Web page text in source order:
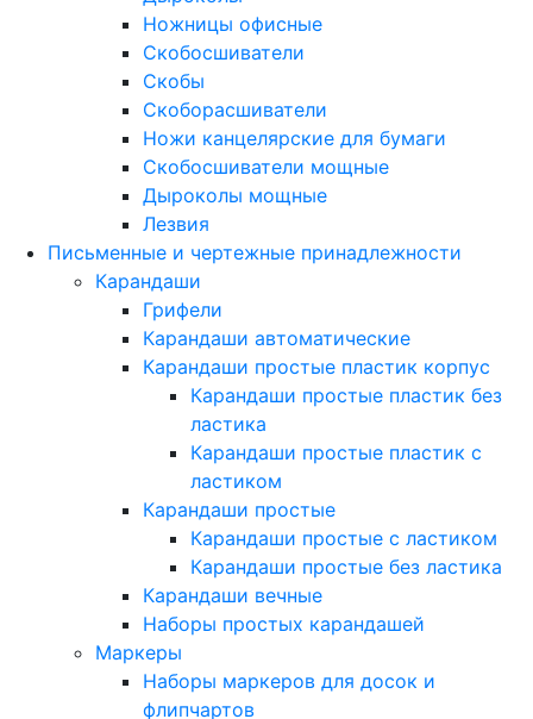
Ножницы офисные
Скобосшиватели
Скобы
Скоборасшиватели
Ножи канцелярские для бумаги
Скобосшиватели мощные
Дыроколы мощные
Лезвия
Письменные и чертежные принадлежности
Карандаши
Грифели
Карандаши автоматические
Карандаши простые пластик корпус
Карандаши простые пластик без
ластика
Карандаши простые пластик с
ластиком
Карандаши простые
Карандаши простые с ластиком
Карандаши простые без ластика
Карандаши вечные
Наборы простых карандашей
Маркеры
Наборы маркеров для досок и
флипчартов